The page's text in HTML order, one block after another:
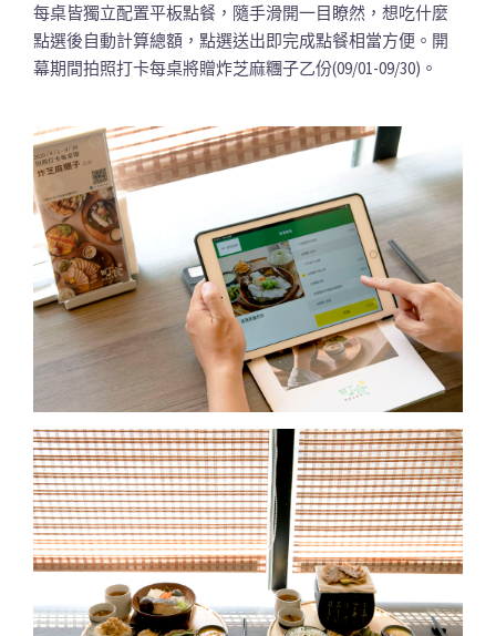
每桌皆獨立配置平板點餐，隨手滑開一目瞭然，想吃什麼
點選後自動計算總額，點選送出即完成點餐相當方便。開
幕期間拍照打卡每桌將贈炸芝麻糰子乙份(09/01-09/30)。